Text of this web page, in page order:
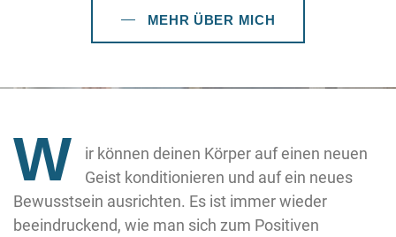
MEHR ÜBER MICH
W
ir können deinen Körper auf einen neuen
Geist konditionieren und auf ein neues
Bewusstsein ausrichten. Es ist immer wieder
beeindruckend, wie man sich zum Positiven